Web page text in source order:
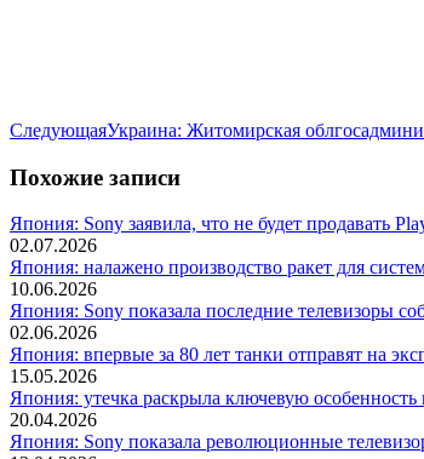
СледующаяСледующая
Украина: Житомирская
Похожие записи
Япония: Sony заявила, что не будет продавать
02.07.2026
Япония: налажено производство ракет для
10.06.2026
Япония: Sony показала последние телевизоры
02.06.2026
Япония: впервые за 80 лет танки отправят на
15.05.2026
Япония: утечка раскрыла ключевую
20.04.2026
Япония: Sony показала революционные